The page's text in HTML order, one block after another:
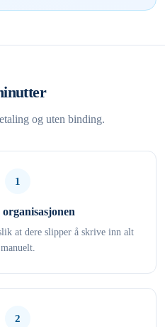
og uten binding.
1
at dere slipper å skrive inn alt
manuelt.
2